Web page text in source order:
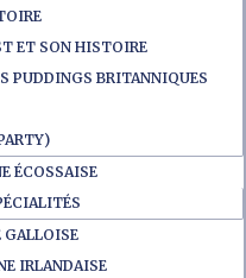
ET SON HISTOIRE
PUDDINGS BRITANNIQUES
ÉCOSSAISE
GALLOISE
IRLANDAISE